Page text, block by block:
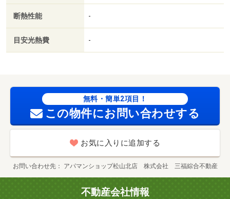
断熱性能 -
目安光熱費 -
無料・簡単2項目！
この物件にお問い合わせする
お気に入りに追加する
お問い合わせ先 アパマンショップ松山北店 株式会社 三福綜合不動産
不動産会社情報